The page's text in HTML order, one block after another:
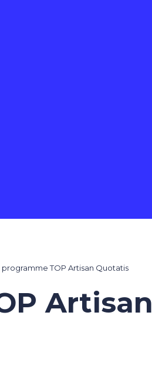
programme TOP Artisan Quotatis
Artisan